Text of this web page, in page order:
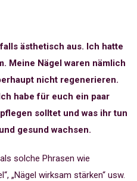
ästhetisch aus. Ich hatte
Meine Nägel waren nämlich
nicht regenerieren.
habe für euch ein paar
solltet und was ihr tun
gesund wachsen.
solche Phrasen wie
„Nägel wirksam stärken“ usw.